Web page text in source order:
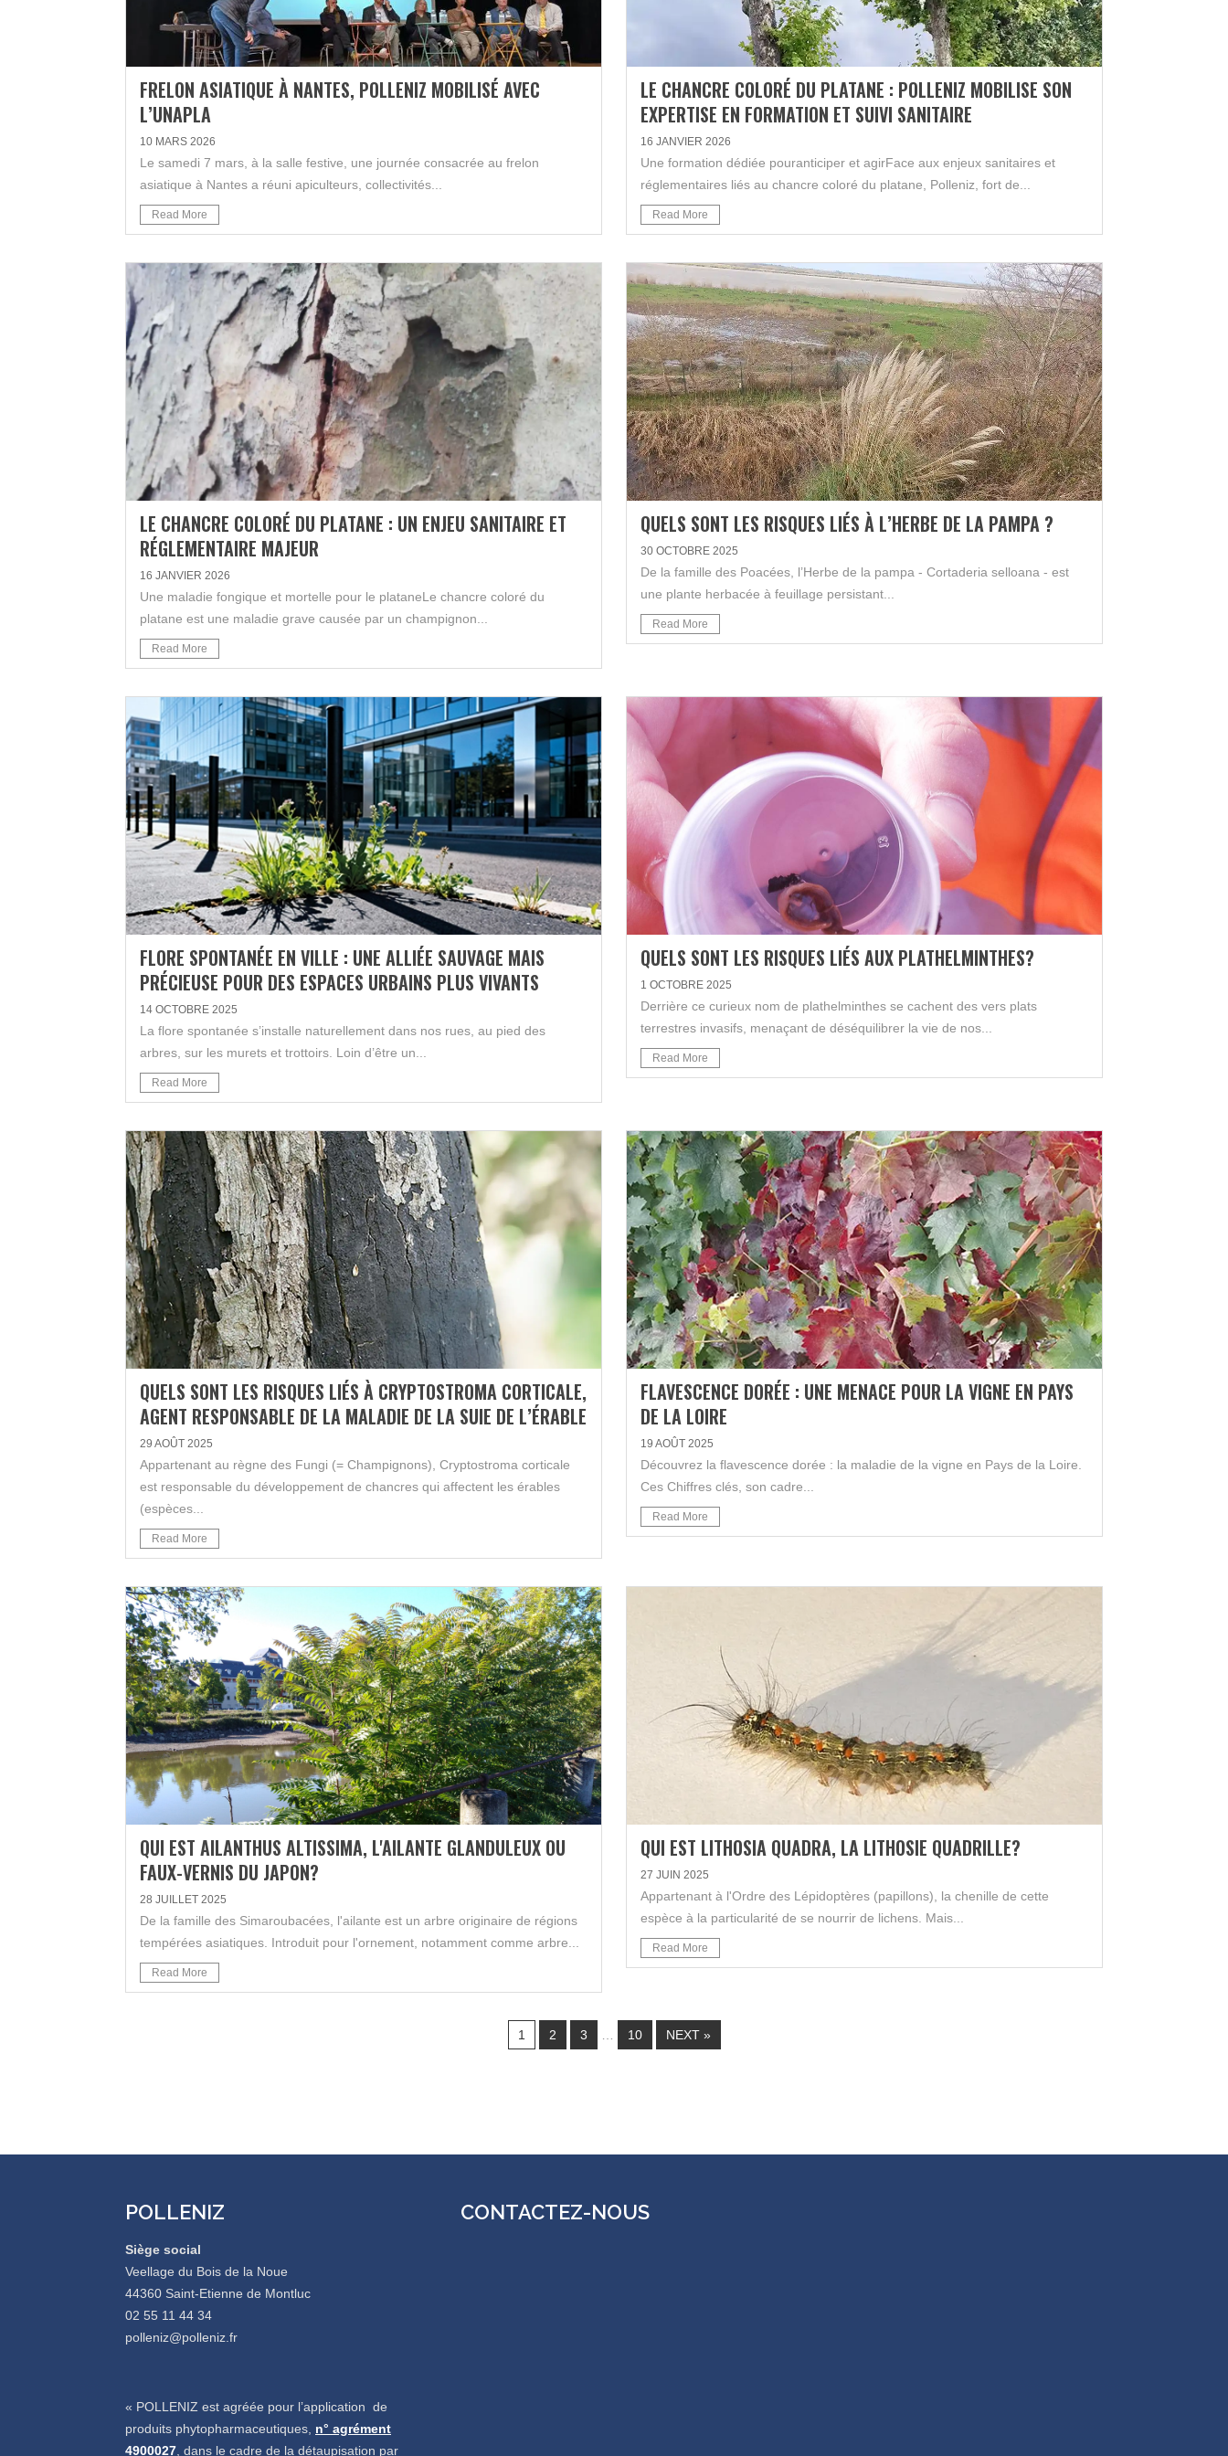
FRELON ASIATIQUE À NANTES, POLLENIZ MOBILISÉ AVEC
L’UNAPLA
10 MARS 2026
Le samedi 7 mars, à la salle festive, une journée consacrée au frelon
asiatique à Nantes a réuni apiculteurs, collectivités...
Read More
LE CHANCRE COLORÉ DU PLATANE : POLLENIZ MOBILISE SON
EXPERTISE EN FORMATION ET SUIVI SANITAIRE
16 JANVIER 2026
Une formation dédiée pouranticiper et agirFace aux enjeux sanitaires et
réglementaires liés au chancre coloré du platane, Polleniz, fort de...
Read More
LE CHANCRE COLORÉ DU PLATANE : UN ENJEU SANITAIRE ET
RÉGLEMENTAIRE MAJEUR
16 JANVIER 2026
Une maladie fongique et mortelle pour le plataneLe chancre coloré du
platane est une maladie grave causée par un champignon...
Read More
QUELS SONT LES RISQUES LIÉS À L’HERBE DE LA PAMPA ?
30 OCTOBRE 2025
De la famille des Poacées, l’Herbe de la pampa - Cortaderia selloana - est
une plante herbacée à feuillage persistant...
Read More
FLORE SPONTANÉE EN VILLE : UNE ALLIÉE SAUVAGE MAIS
PRÉCIEUSE POUR DES ESPACES URBAINS PLUS VIVANTS
14 OCTOBRE 2025
La flore spontanée s’installe naturellement dans nos rues, au pied des
arbres, sur les murets et trottoirs. Loin d’être un...
Read More
QUELS SONT LES RISQUES LIÉS AUX PLATHELMINTHES?
1 OCTOBRE 2025
Derrière ce curieux nom de plathelminthes se cachent des vers plats
terrestres invasifs, menaçant de déséquilibrer la vie de nos...
Read More
QUELS SONT LES RISQUES LIÉS À CRYPTOSTROMA CORTICALE,
AGENT RESPONSABLE DE LA MALADIE DE LA SUIE DE L’ÉRABLE
29 AOÛT 2025
Appartenant au règne des Fungi (= Champignons), Cryptostroma corticale
est responsable du développement de chancres qui affectent les érables
(espèces...
Read More
FLAVESCENCE DORÉE : UNE MENACE POUR LA VIGNE EN PAYS
DE LA LOIRE
19 AOÛT 2025
Découvrez la flavescence dorée : la maladie de la vigne en Pays de la Loire.
Ces Chiffres clés, son cadre...
Read More
QUI EST AILANTHUS ALTISSIMA, L'AILANTE GLANDULEUX OU
FAUX-VERNIS DU JAPON?
28 JUILLET 2025
De la famille des Simaroubacées, l'ailante est un arbre originaire de régions
tempérées asiatiques. Introduit pour l'ornement, notamment comme arbre...
Read More
QUI EST LITHOSIA QUADRA, LA LITHOSIE QUADRILLE?
27 JUIN 2025
Appartenant à l'Ordre des Lépidoptères (papillons), la chenille de cette
espèce à la particularité de se nourrir de lichens. Mais...
Read More
1 2 3 10 NEXT »
POLLENIZ
Siège social
Veellage du Bois de la Noue
44360 Saint-Etienne de Montluc
02 55 11 44 34
polleniz@polleniz.fr
« POLLENIZ est agréée pour l’application de
produits phytopharmaceutiques, n° agrément
4900027 , dans le cadre de la détaupisation par
CONTACTEZ-NOUS